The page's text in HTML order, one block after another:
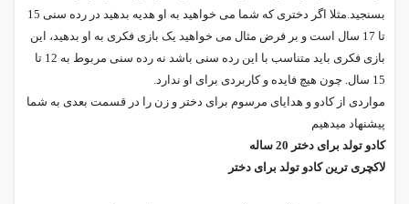
بسنجید.مثلا اگر دختری که شما می خواهید به او هدیه بدهید در رده سنی 15
تا 17 سال است و بر فرض مثال می خواهید یک بازی فکری به او بدهید، این
بازی فکری باید متناسب با این رده سنی باشد نه رده سنی مربوط به 12 تا
15 سال. چون هیچ فایده و کاربردی برای او ندارد.
مواردی از کادو و هدایای مرسوم برای دختر و زن را در قسمت بعدی به شما
پیشنهاد میدهیم
کادو تولد برای دختر 20 ساله
لاکچری ترین کادو تولد برای دختر